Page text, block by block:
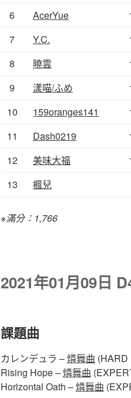
6
AcerYue
7
Y.C.
8
曉雲
9
漾喵/ふめ
10
159oranges141
11
Dash0219
12
美味大福
13
楓兒
※滿分：1,766
2021年01月09日
課題曲
カレンデュラ –燐舞曲 (HARD
Rising Hope –燐舞曲
Horizontal Oath –燐舞曲